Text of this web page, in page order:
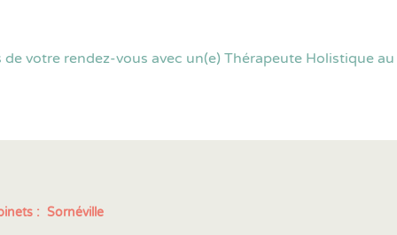
votre rendez-vous avec un(e) Thérapeute Holistique
: Sornéville